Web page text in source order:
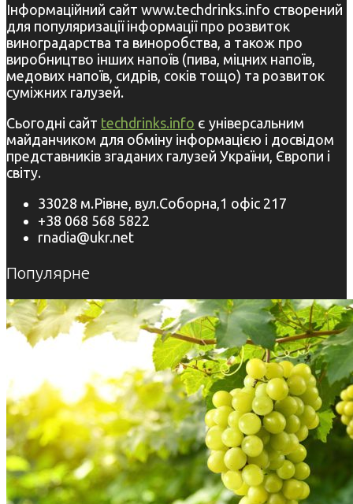
Інформаційний сайт www.techdrinks.info створений
для популяризації інформації про розвиток
виноградарства та виноробства, а також про
виробництво інших напоїв (пива, міцних напоїв,
медових напоїв, сидрів, соків тощо) та розвиток
суміжних галузей.
Сьогодні сайт techdrinks.info є універсальним
майданчиком для обміну інформацією і досвідом
представників згаданих галузей України, Європи і
світу.
33028 м.Рівне, вул.Соборна,1 офіс 217
+38 068 568 5822
rnadia@ukr.net
Популярне